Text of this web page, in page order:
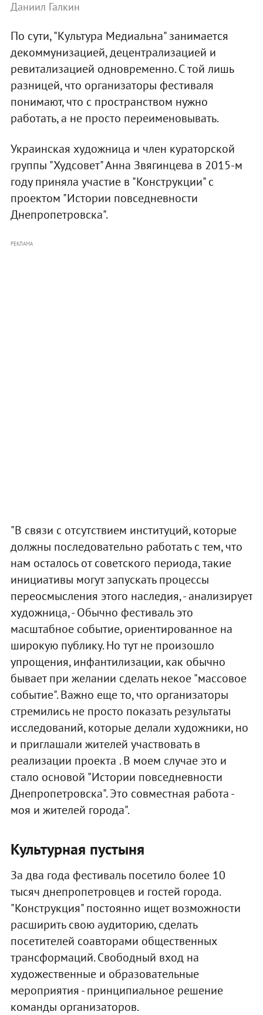
Даниил Галкин
По сути, "Культура Медиальна" занимается
декоммунизацией, децентрализацией и
ревитализацией одновременно. С той лишь
разницей, что организаторы фестиваля
понимают, что с пространством нужно
работать, а не просто переименовывать.
Украинская художница и член кураторской
группы "Худсовет" Анна Звягинцева в 2015-м
году приняла участие в "Конструкции" с
проектом "Истории повседневности
Днепропетровска".
РЕКЛАМА
"В связи с отсутствием институций, которые
должны последовательно работать с тем, что
нам осталось от советского периода, такие
инициативы могут запускать процессы
переосмысления этого наследия, - анализирует
художница, - Обычно фестиваль это
масштабное событие, ориентированное на
широкую публику. Но тут не произошло
упрощения, инфантилизации, как обычно
бывает при желании сделать некое "массовое
событие". Важно еще то, что организаторы
стремились не просто показать результаты
исследований, которые делали художники, но
и приглашали жителей участвовать в
реализации проекта . В моем случае это и
стало основой "Истории повседневности
Днепропетровска". Это совместная работа -
моя и жителей города".
Культурная пустыня
За два года фестиваль посетило более 10
тысяч днепропетровцев и гостей города.
"Конструкция" постоянно ищет возможности
расширить свою аудиторию, сделать
посетителей соавторами общественных
трансформаций. Свободный вход на
художественные и образовательные
мероприятия - принципиальное решение
команды организаторов.